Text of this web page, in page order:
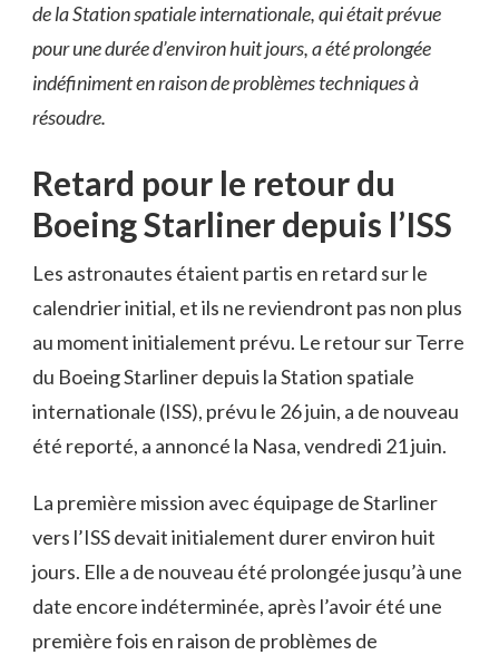
de la Station spatiale internationale, qui était prévue
pour une durée d’environ huit jours, a été prolongée
indéfiniment en raison de problèmes techniques à
résoudre.
Retard pour le retour du
Boeing Starliner depuis l’ISS
Les astronautes étaient partis en retard sur le
calendrier initial, et ils ne reviendront pas non plus
au moment initialement prévu. Le retour sur Terre
du Boeing Starliner depuis la Station spatiale
internationale (ISS), prévu le 26 juin, a de nouveau
été reporté, a annoncé la Nasa, vendredi 21 juin.
La première mission avec équipage de Starliner
vers l’ISS devait initialement durer environ huit
jours. Elle a de nouveau été prolongée jusqu’à une
date encore indéterminée, après l’avoir été une
première fois en raison de problèmes de